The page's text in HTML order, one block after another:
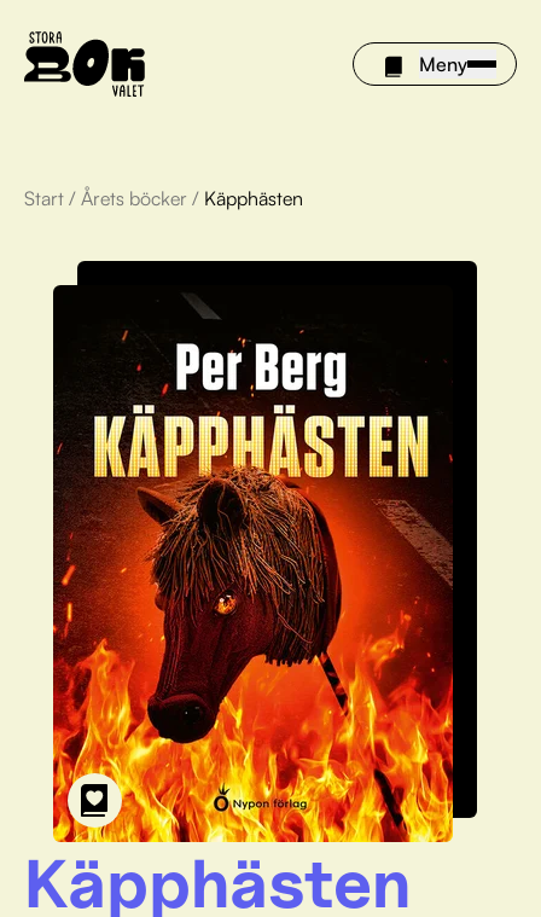
Meny
Årets böcker
Om Stora bokvalet
Olivia tipsar
Vinnare
FAQ
För bibliotek
Start / Årets böcker / Käpphästen
Käpphästen